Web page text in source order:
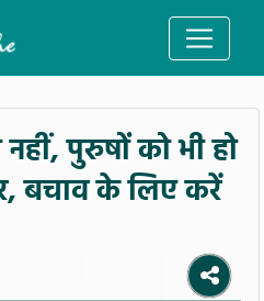
पुरुषों को भी हो
बचाव के लिए करें